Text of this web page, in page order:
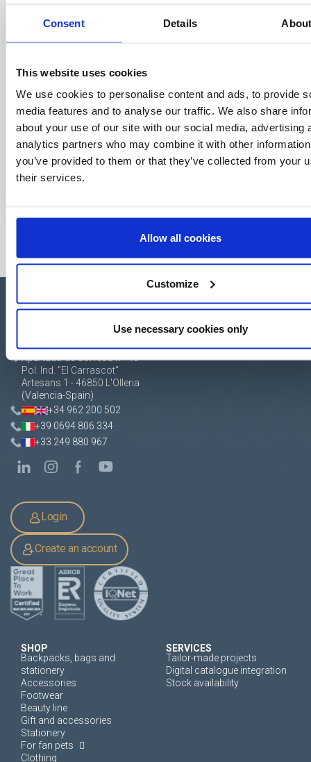
Consent Details About
This website uses cookies
We use cookies to personalise content and ads, to provide
media features and to analyse our traffic. We also share
about your use of our site with our social media, advertising
analytics partners who may combine it with other
you’ve provided to them or that they’ve collected from your
their services.
Allow all cookies
Customize
Use necessary cookies only
Apartado de Correos nº 45
Pol. Ind. "El Carrascot"
Artesans 1 - 46850 L'Olleria
(Valencia-Spain)
+34 962 200 502
+39 0694 806 334
+33 249 880 967
Login
Create an account
SHOP
Backpacks, bags and
stationery
Accessories
Footwear
Beauty line
Gift and accessories
Stationery
For fan pets
Clothing
SERVICES
Tailor-made projects
Digital catalogue integration
Stock availability